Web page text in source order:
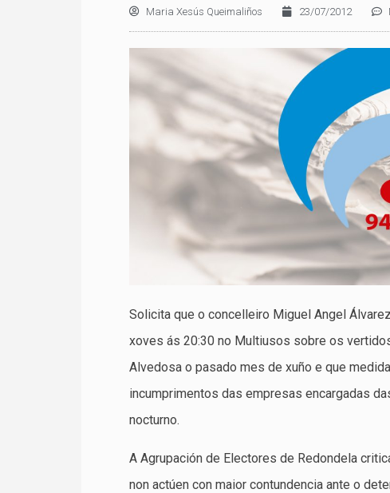
Maria Xesús Queimaliños 23/07/2012
Solicita que o concelleiro Miguel Angel
xoves ás 20:30 no Multiusos sobre os
Alvedosa o pasado mes de xuño e que
incumprimentos das empresas encargadas
nocturno.
A Agrupación de Electores de Redondela
non actúen con maior contundencia ante o